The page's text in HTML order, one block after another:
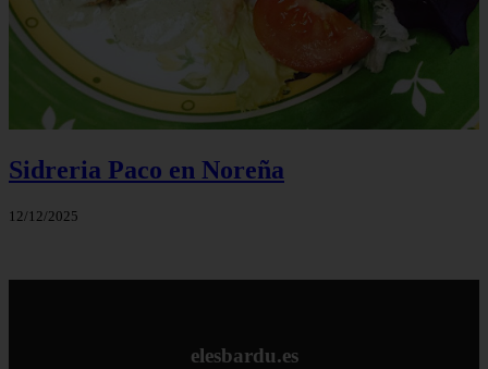
Sidreria Paco en Noreña
12/12/2025
elesbardu.es